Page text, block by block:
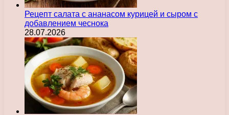
Рецепт салата с ананасом курицей и сыром с
добавлением чеснока
28.07.2026